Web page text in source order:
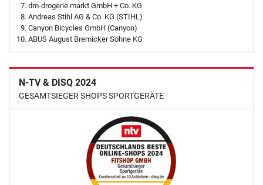
dm-drogerie markt GmbH + Co. KG
Andreas Stihl AG & Co. KG (STIHL)
Canyon Bicycles GmbH (Canyon)
ABUS August Bremicker Söhne KG
N-TV & DISQ 2024
GESAMTSIEGER SHOPS SPORTGERÄTE